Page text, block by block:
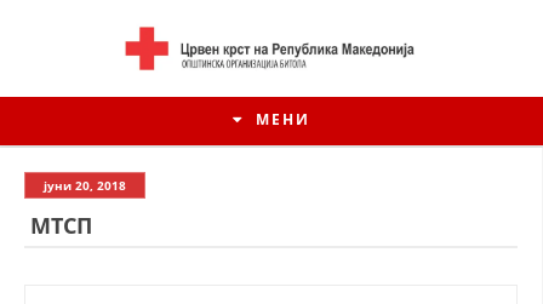
МЕНИ
јуни 20, 2018
МТСП